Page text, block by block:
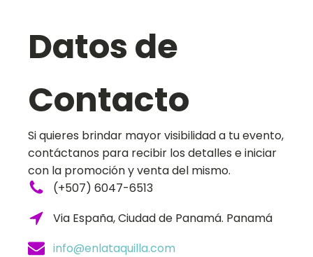
Datos de
Contacto
Si quieres brindar mayor visibilidad a tu evento,
contáctanos para recibir los detalles e iniciar
con la promoción y venta del mismo.
(+507) 6047-6513
Via España, Ciudad de Panamá. Panamá
info@enlataquilla.com